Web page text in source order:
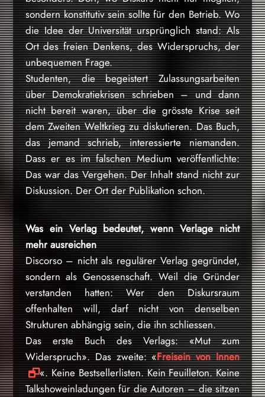
sondern konstitutiv sein sollte für den Betrieb. Wo
die Idee der Universität ursprünglich stand: Als
Ort des freien Denkens, des Widerspruchs, der
unbequemen Frage.
Studenten, die begeistert Zulassungsarbeiten
über Demokratiekrisen schrieben – und dann
nicht bereit waren, über die grösste Krise seit
dem Zweiten Weltkrieg zu diskutieren. Das Buch,
das jemand schrieb, interessierte niemanden.
Dass er es im falschen Medium veröffentlichte:
Das war das Vergehen. Der Inhalt stand nicht zur
Diskussion. Der Ort der Publikation schon.
Was ein Verlag bedeutet, wenn Verlage nicht
mehr ausreichen
Discorso – nicht als regulärer Verlag gegründet,
sondern als Genossenschaft. Weil die Gründer
verstanden hatten: Wer den Diskursraum
offenhalten will, darf nicht von denselben
Strukturen abhängig sein, die ihn schliessen.
Das erste Buch des Verlags: «Mut zum
Widerspruch». Das zweite: «Freisein von Innen
«. Keine Bestsellerlisten. Kein Feuilleton. Keine
Talkshoweinladungen für die Autoren – die sitzen